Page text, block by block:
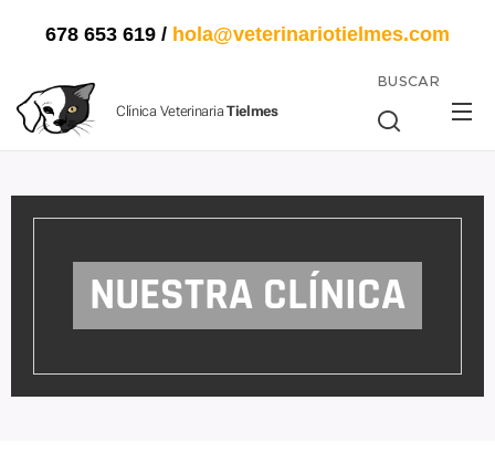
678 653 619 / hola@veterinariotielmes.com
Clínica Veterinaria Tielmes
BUSCAR
NUESTRA CLÍNICA